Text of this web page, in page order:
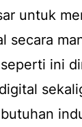
untuk
secara
ini